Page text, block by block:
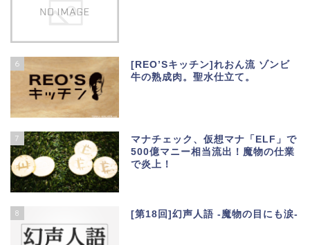
6
[REO’Sキッチン]れおん流 ゾンビ
牛の熟成肉。聖水仕立て。
7
マナチェック、仮想マナ「ELF」で
500億マニー相当流出！魔物の仕業
で炎上！
8 [第18回]幻声人語 -魔物の目にも涙-